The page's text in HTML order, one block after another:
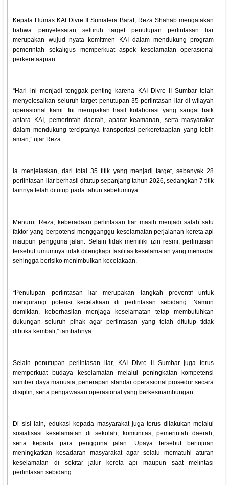
Kepala Humas KAI Divre II Sumatera Barat, Reza Shahab mengatakan
bahwa penyelesaian seluruh target penutupan perlintasan liar
merupakan wujud nyata komitmen KAI dalam mendukung program
pemerintah sekaligus memperkuat aspek keselamatan operasional
perkeretaapian.
“Hari ini menjadi tonggak penting karena KAI Divre II Sumbar telah
menyelesaikan seluruh target penutupan 35 perlintasan liar di wilayah
operasional kami. Ini merupakan hasil kolaborasi yang sangat baik
antara KAI, pemerintah daerah, aparat keamanan, serta masyarakat
dalam mendukung terciptanya transportasi perkeretaapian yang lebih
aman,” ujar Reza.
Ia menjelaskan, dari total 35 titik yang menjadi target, sebanyak 28
perlintasan liar berhasil ditutup sepanjang tahun 2026, sedangkan 7 titik
lainnya telah ditutup pada tahun sebelumnya.
Menurut Reza, keberadaan perlintasan liar masih menjadi salah satu
faktor yang berpotensi mengganggu keselamatan perjalanan kereta api
maupun pengguna jalan. Selain tidak memiliki izin resmi, perlintasan
tersebut umumnya tidak dilengkapi fasilitas keselamatan yang memadai
sehingga berisiko menimbulkan kecelakaan.
“Penutupan perlintasan liar merupakan langkah preventif untuk
mengurangi potensi kecelakaan di perlintasan sebidang. Namun
demikian, keberhasilan menjaga keselamatan tetap membutuhkan
dukungan seluruh pihak agar perlintasan yang telah ditutup tidak
dibuka kembali,” tambahnya.
Selain penutupan perlintasan liar, KAI Divre II Sumbar juga terus
memperkuat budaya keselamatan melalui peningkatan kompetensi
sumber daya manusia, penerapan standar operasional prosedur secara
disiplin, serta pengawasan operasional yang berkesinambungan.
Di sisi lain, edukasi kepada masyarakat juga terus dilakukan melalui
sosialisasi keselamatan di sekolah, komunitas, pemerintah daerah,
serta kepada para pengguna jalan. Upaya tersebut bertujuan
meningkatkan kesadaran masyarakat agar selalu mematuhi aturan
keselamatan di sekitar jalur kereta api maupun saat melintasi
perlintasan sebidang.